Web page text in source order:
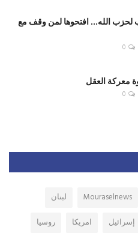
لحزب الله... افتحوها لمن وقف مع
0
معركة العقل
0
Mouraselnews
لبنان
إسرائيل امريكا
روسيا